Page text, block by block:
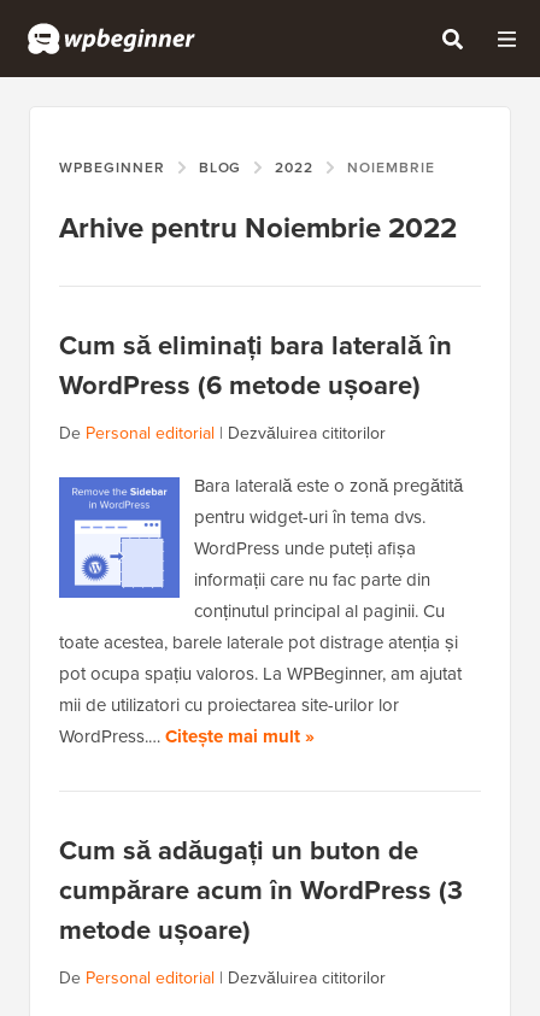
WPBEGINNER BLOG 2022 NOIEMBRIE
Arhive pentru Noiembrie 2022
Cum să eliminați bara laterală în
WordPress (6 metode ușoare)
De Personal editorial | Dezvăluirea cititorilor
Bara laterală este o zonă pregătită
pentru widget-uri în tema dvs.
WordPress unde puteți afișa
informații care nu fac parte din
conținutul principal al paginii. Cu
toate acestea, barele laterale pot distrage atenția și
pot ocupa spațiu valoros. La WPBeginner, am ajutat
mii de utilizatori cu proiectarea site-urilor lor
WordPress.…Citește mai mult »
Cum să adăugați un buton de
cumpărare acum în WordPress (3
metode ușoare)
De Personal editorial | Dezvăluirea cititorilor